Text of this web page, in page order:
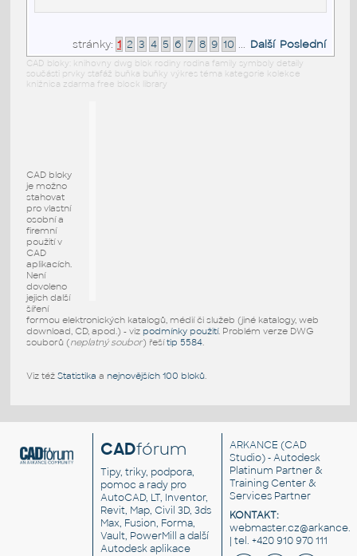
stránky: 1 2 3 4 5 6 7 8 9 10 ... Další Poslední
CAD bloky: knihovny dwg blok rodiny rodina family symboly detaily
součásti prvky stafáž buňka buňky výkres téma kategorie kolekce
knižnica zdarma free block library
CAD bloky
je možno
stahovat
pro vlastní
osobní a
firemní
použití v
CAD
aplikacích.
Není
dovoleno
jejich další
šíření
formou elektronických katalogů, médií či služeb (jiné katalogy, web
download, CD, apod.) - viz podmínky použití. Problém verze DWG
souborů (neplatný soubor) řešítip 5584.
Viz též Statistika a nejnovějších 100 bloků.
CADfórum
Tipy, triky, podpora,
pomoc a rady pro
AutoCAD, LT, Inventor,
Revit, Map, Civil 3D, 3ds
Max, Fusion, Forma,
Vault, PowerMill a další
Autodesk aplikace
ARKANCE (CAD
Studio) - Autodesk
Platinum Partner &
Training Center &
Services Partner
KONTAKT:
| tel. +420 910 970 111